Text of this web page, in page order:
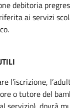
debitoria
ai servizi
l’iscrizione,
o tutore del